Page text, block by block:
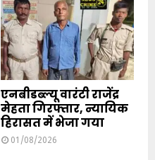
एनबीडब्ल्यू वारंटी राजेंद्र
मेहता गिरफ्तार, न्यायिक
हिरासत में भेजा गया
01/08/2026